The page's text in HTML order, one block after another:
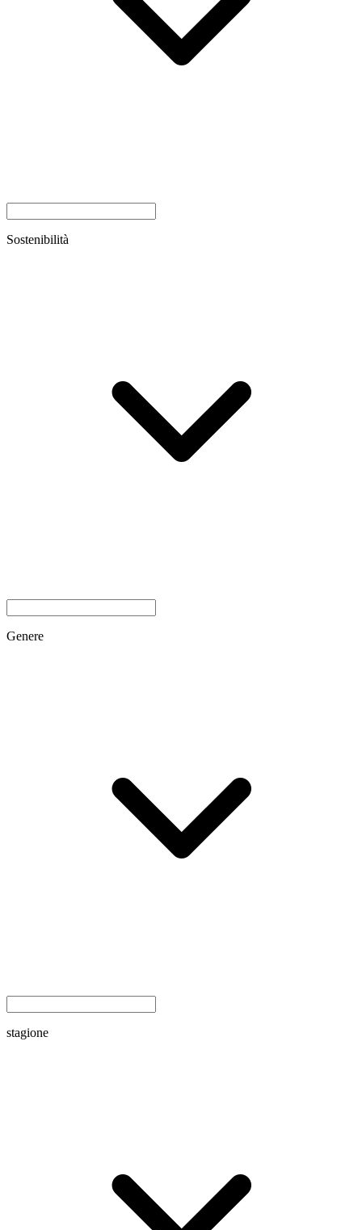
Sostenibilità
Genere
stagione